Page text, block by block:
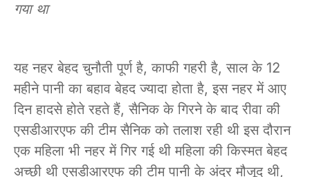
गया था
यह नहर बेहद चुनौती पूर्ण है, काफी गहरी है, साल के 12
महीने पानी का बहाव बेहद ज्यादा होता है, इस नहर में आए
दिन हादसे होते रहते हैं, सैनिक के गिरने के बाद रीवा की
एसडीआरएफ की टीम सैनिक को तलाश रही थी इस दौरान
एक महिला भी नहर में गिर गई थी महिला की किस्मत बेहद
अच्छी थी एसडीआरएफ की टीम पानी के अंदर मौजूद थी,